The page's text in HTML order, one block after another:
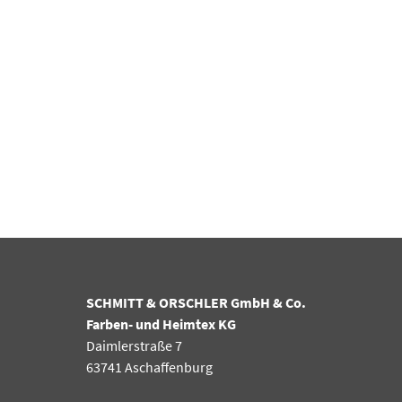
SCHMITT & ORSCHLER GmbH & Co.
Farben- und Heimtex KG
Daimlerstraße 7
63741 Aschaffenburg